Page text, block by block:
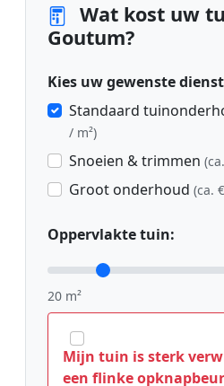
Wat kost uw
Goutum?
Kies uw gewenste
Standaard
/ m²)
Snoeien & trimmen
Groot onderhoud (ca.
Oppervlakte tuin:
20 m²
Mijn tuin is sterk
een flinke